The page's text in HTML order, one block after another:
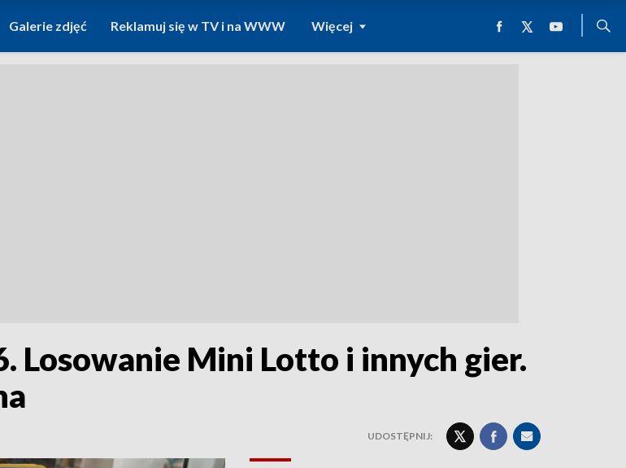
Galerie zdjęć Reklamuj się w TV i na WWW Więcej
Losowanie Mini Lotto i innych gier.
UDOSTĘPNIJ: